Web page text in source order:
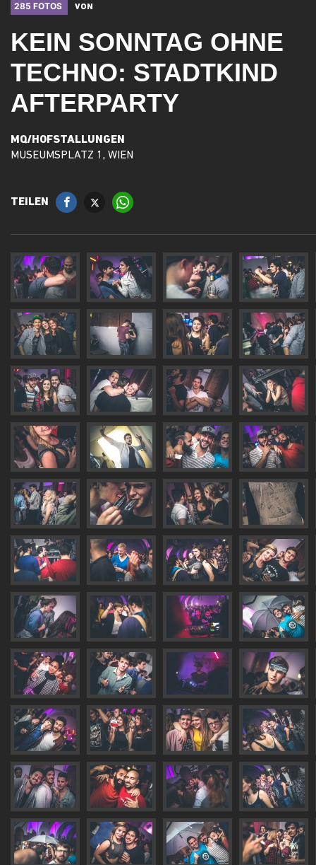
285 FOTOS VON
KEIN SONNTAG OHNE
TECHNO: STADTKIND
AFTERPARTY
MQ/HOFSTALLUNGEN
MUSEUMSPLATZ 1, WIEN
TEILEN